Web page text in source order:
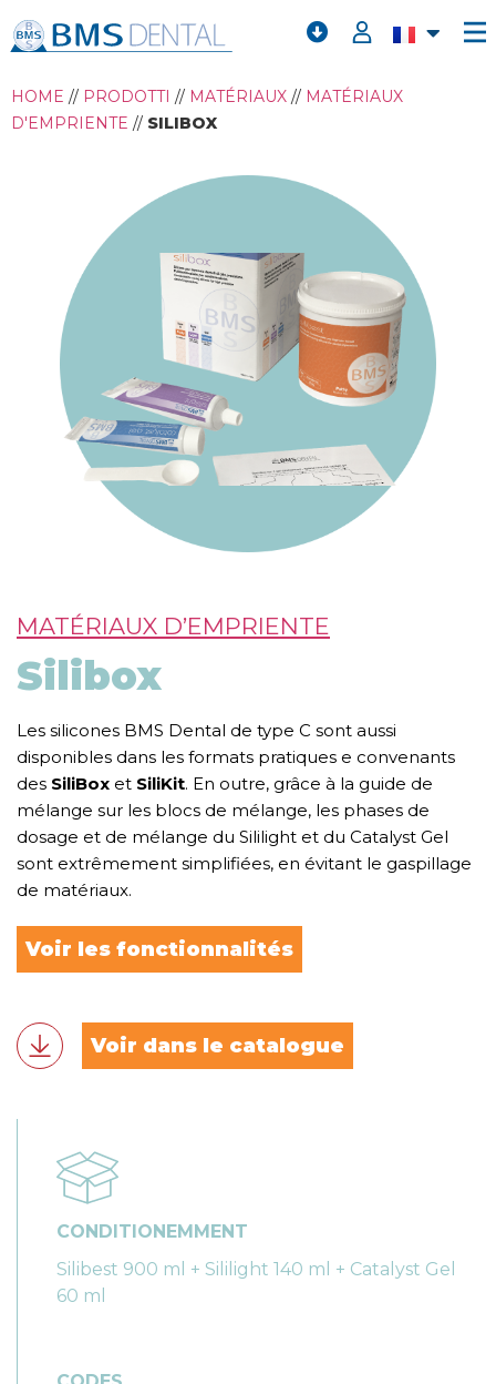
HOME // PRODOTTI // MATÉRIAUX // MATÉRIAUX
D'EMPRIENTE // SILIBOX
MATÉRIAUX D’EMPRIENTE
Silibox
Les silicones BMS Dental de type C sont aussi
disponibles dans les formats pratiques e convenants
des SiliBox et SiliKit. En outre, grâce à la guide de
mélange sur les blocs de mélange, les phases de
dosage et de mélange du Sililight et du Catalyst Gel
sont extrêmement simplifiées, en évitant le gaspillage
de matériaux.
Voir les fonctionnalités
Voir dans le catalogue
CONDITIONEMMENT
Silibest 900 ml + Sililight 140 ml + Catalyst Gel
60 ml